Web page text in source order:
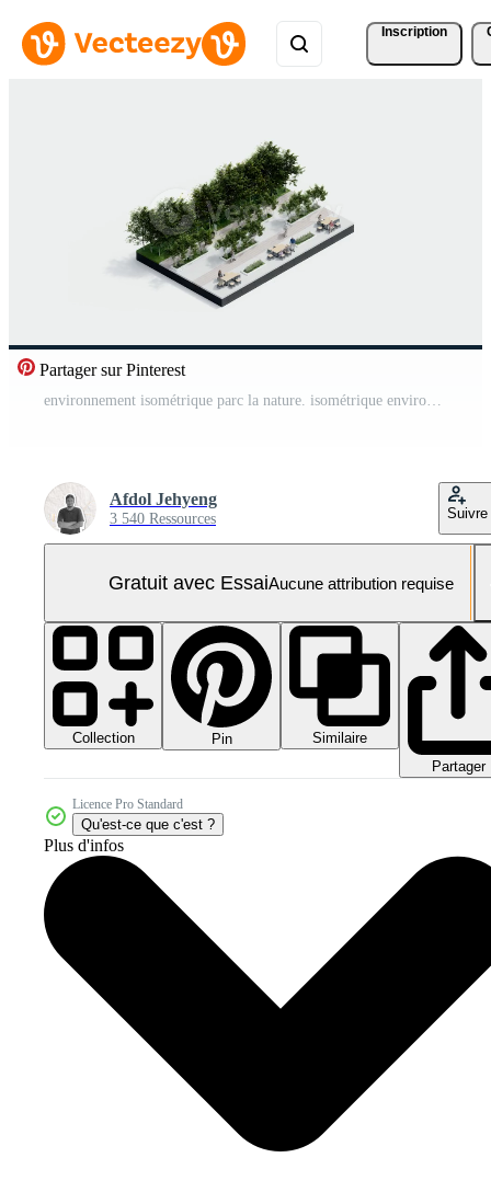
Inscription
Partager sur Pinterest
environnement isométrique parc la nature. isométrique environnement durable paysage forêt avec gens repos, 3d rendre animation. environnement avec arbre, herbe feuille, rivière, sentier sur blanc isolé. Vidéo Pro
Afdol Jehyeng
3 540 Ressources Suivre
Gratuit avec EssaiAucune attribution requise
Collection Pin
Similaire
Partager
Licence Pro Standard
Qu'est-ce que c'est ?
Plus d'infos